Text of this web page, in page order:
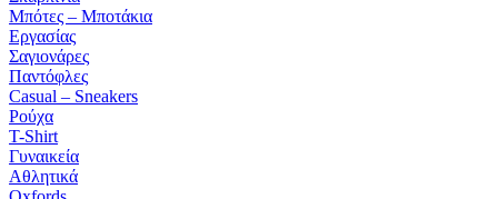
Μπότες – Μποτάκια
Εργασίας
Σαγιονάρες
Παντόφλες
Casual – Sneakers
Ρούχα
T-Shirt
Γυναικεία
Αθλητικά